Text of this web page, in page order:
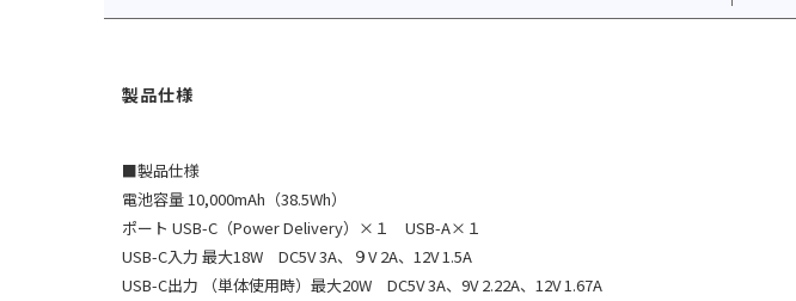
■製品仕様
電池容量 10,000mAh（38.5Wh）
ポート USB-C（Power Delivery）×１ USB-A×１
USB-C入力 最大18W DC5V 3A、９V 2A、12V 1.5A
USB-C出力 （単体使用時）最大20W DC5V 3A、9V 2.22A、12V 1.67A